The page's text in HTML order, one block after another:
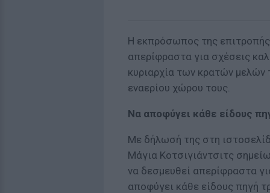
Η εκπρόσωπος της
απερίφραστα για σχέσεις
κυριαρχία των κρατών
εναερίου χώρου τους.
Να αποφύγει κάθε είδους
Με δήλωσή της στη
Μάγια Κοτσιγιάντσιτς
να δεσμευθεί απερίφραστα
αποφύγει κάθε είδους πηγή